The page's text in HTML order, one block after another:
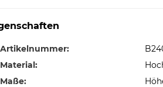
Artikelnummer:
Material:
Maße: